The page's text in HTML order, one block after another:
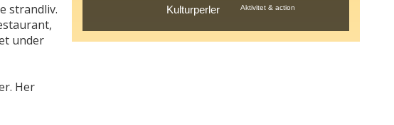
strandliv.
under
Her
Kulturperler
Aktivitet & action